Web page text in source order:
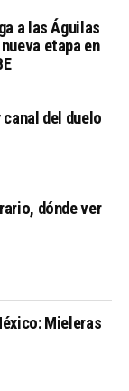
a las Águilas
etapa en
canal del duelo
dónde ver
Mieleras